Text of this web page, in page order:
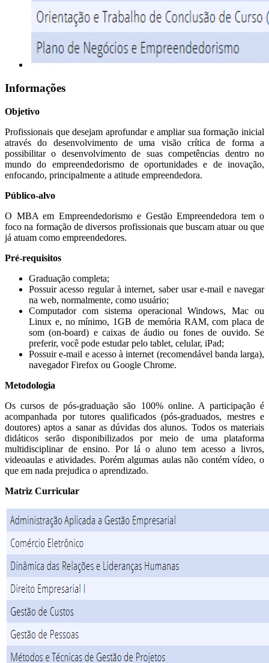
Informações
Objetivo
Profissionais que desejam aprofundar e ampliar sua formação inicial
através do desenvolvimento de uma visão crítica de forma a
possibilitar o desenvolvimento de suas competências dentro no
mundo do empreendedorismo de oportunidades e de inovação,
enfocando, principalmente a atitude empreendedora.
Público-alvo
O MBA em Empreendedorismo e Gestão Empreendedora tem o
foco na formação de diversos profissionais que buscam atuar ou que
já atuam como empreendedores.
Pré-requisitos
Graduação completa;
Possuir acesso regular à internet, saber usar e-mail e navegar
na web, normalmente, como usuário;
Computador com sistema operacional Windows, Mac ou
Linux e, no mínimo, 1GB de memória RAM, com placa de
som (on-board) e caixas de áudio ou fones de ouvido. Se
preferir, você pode estudar pelo tablet, celular, iPad;
Possuir e-mail e acesso à internet (recomendável banda larga),
navegador Firefox ou Google Chrome.
Metodologia
Os cursos de pós-graduação são 100% online. A participação é
acompanhada por tutores qualificados (pós-graduados, mestres e
doutores) aptos a sanar as dúvidas dos alunos. Todos os materiais
didáticos serão disponibilizados por meio de uma plataforma
multidisciplinar de ensino. Por lá o aluno tem acesso a livros,
videoaulas e atividades. Porém algumas aulas não contém vídeo, o
que em nada prejudica o aprendizado.
Matriz Curricular